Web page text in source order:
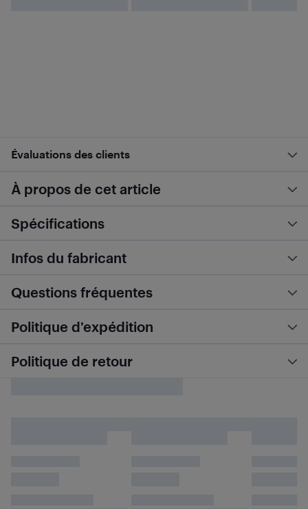
Évaluations des clients
À propos de cet article
Spécifications
Infos du fabricant
Questions fréquentes
Politique d’expédition
Politique de retour